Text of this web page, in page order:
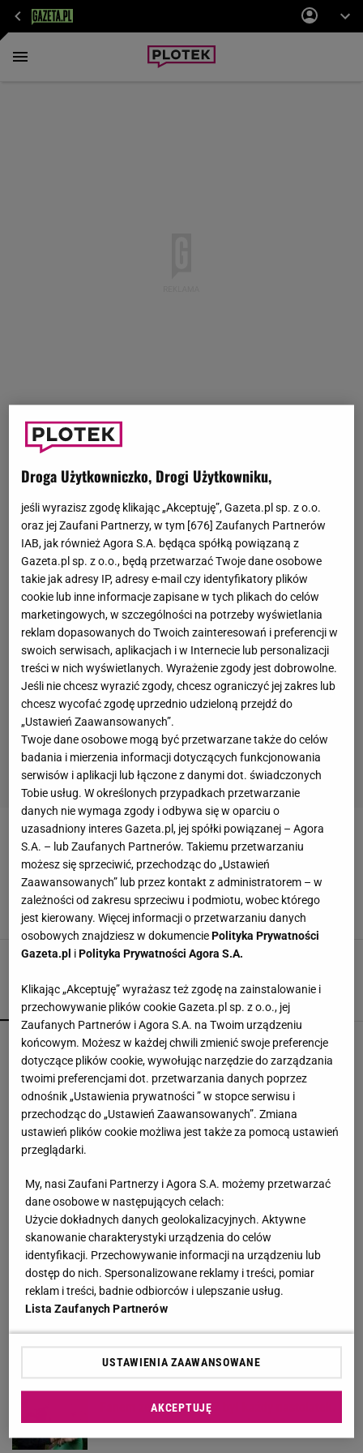
PO LATACH
Fanem zespołu Blog27 był każdy nastolatek.
Jak wyglądają Ala i Tola po latach?
Dominika Kowalska,16 PAŹDZIERNIKA 2023, 18:13
POPULARNE NAJNOWSZE
Kulisy zmian w "halo tu polsat". "Cichopek źle
wypadła w badaniach"
Badach spotkał Jansona po wielu latach. Co
słychać u lidera Varius Manx?
Kultowy serial powraca. "Line of Duty - wydział
wewnętrzny" już od czwartku, 6 sierpnia w BBC
First
MATERIAŁ PROMOCYJNY
Oświadczenie Woydyłło po głośnym wywiadzie.
"Nie miałam złych intencji"
Fanem zespołu Blog27 był każdy nastolatek.
Jak wyglądają Ala i Tola po latach?
Droga Użytkowniczko, Drogi Użytkowniku,
jeśli wyrazisz zgodę klikając „Akceptuję”, Gazeta.pl sp. z o.o.
oraz jej Zaufani Partnerzy, w tym [676] Zaufanych Partnerów
IAB, jak również Agora S.A. będąca spółką powiązaną z
Gazeta.pl sp. z o.o., będą przetwarzać Twoje dane osobowe
takie jak adresy IP, adresy e-mail czy identyfikatory plików
cookie lub inne informacje zapisane w tych plikach do celów
marketingowych, w szczególności na potrzeby wyświetlania
reklam dopasowanych do Twoich zainteresowań i preferencji w
swoich serwisach, aplikacjach i w Internecie lub personalizacji
treści w nich wyświetlanych. Wyrażenie zgody jest dobrowolne.
Jeśli nie chcesz wyrazić zgody, chcesz ograniczyć jej zakres lub
chcesz wycofać zgodę uprzednio udzieloną przejdź do
„Ustawień Zaawansowanych”.
Twoje dane osobowe mogą być przetwarzane także do celów
badania i mierzenia informacji dotyczących funkcjonowania
serwisów i aplikacji lub łączone z danymi dot. świadczonych
Tobie usług. W określonych przypadkach przetwarzanie
danych nie wymaga zgody i odbywa się w oparciu o
uzasadniony interes Gazeta.pl, jej spółki powiązanej – Agora
S.A. – lub Zaufanych Partnerów. Takiemu przetwarzaniu
możesz się sprzeciwić, przechodząc do „Ustawień
Zaawansowanych” lub przez kontakt z administratorem – w
zależności od zakresu sprzeciwu i podmiotu, wobec którego
jest kierowany. Więcej informacji o przetwarzaniu danych
osobowych znajdziesz w dokumenciePolityka Prywatności
Gazeta.pl iPolityka Prywatności Agora S.A.
Klikając „Akceptuję” wyrażasz też zgodę na zainstalowanie i
przechowywanie plików cookie Gazeta.pl sp. z o.o., jej
Zaufanych Partnerów i Agora S.A. na Twoim urządzeniu
końcowym. Możesz w każdej chwili zmienić swoje preferencje
dotyczące plików cookie, wywołując narzędzie do zarządzania
twoimi preferencjami dot. przetwarzania danych poprzez
odnośnik „Ustawienia prywatności ” w stopce serwisu i
przechodząc do „Ustawień Zaawansowanych”. Zmiana
ustawień plików cookie możliwa jest także za pomocą ustawień
przeglądarki.
My, nasi Zaufani Partnerzy i Agora S.A. możemy przetwarzać
dane osobowe w następujących celach:
Użycie dokładnych danych geolokalizacyjnych. Aktywne
skanowanie charakterystyki urządzenia do celów
identyfikacji. Przechowywanie informacji na urządzeniu lub
dostęp do nich. Spersonalizowane reklamy i treści, pomiar
reklam i treści, badnie odbiorców i ulepszanie usług.
Lista Zaufanych Partnerów
USTAWIENIA ZAAWANSOWANE
AKCEPTUJĘ